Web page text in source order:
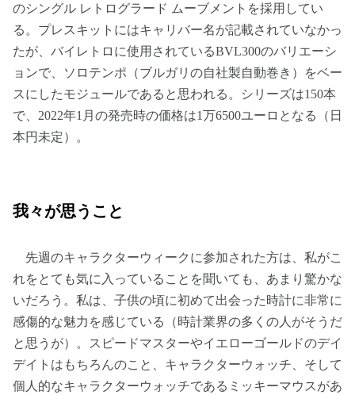
のシングル レトログラード ムーブメントを採用してい
る。プレスキットにはキャリバー名が記載されていなかっ
たが、バイレトロに使用されているBVL300のバリエーシ
ョンで、ソロテンポ（ブルガリの自社製自動巻き）をベー
スにしたモジュールであると思われる。シリーズは150本
で、2022年1月の発売時の価格は1万6500ユーロとなる（日
本円未定）。
我々が思うこと
先週のキャラクターウィークに参加された方は、私がこ
れをとても気に入っていることを聞いても、あまり驚かな
いだろう。私は、子供の頃に初めて出会った時計に非常に
感傷的な魅力を感じている（時計業界の多くの人がそうだ
と思うが）。スピードマスターやイエローゴールドのデイ
デイトはもちろんのこと、キャラクターウォッチ、そして
個人的なキャラクターウォッチであるミッキーマウスがあ